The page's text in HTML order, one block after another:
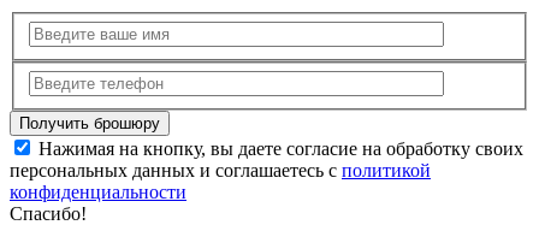
Нажимая на кнопку, вы даете согласие на обработку своих
персональных данных и соглашаетесь с политикой
конфиденциальности
Спасибо!